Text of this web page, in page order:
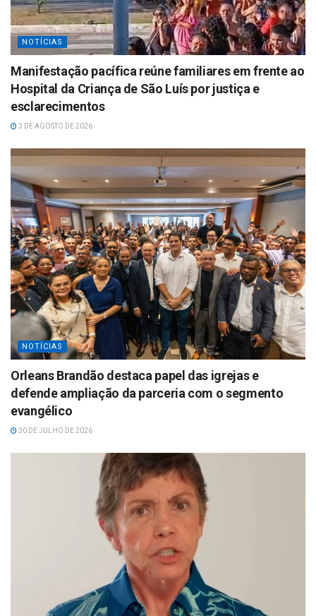
NOTÍCIAS
Manifestação pacífica reúne familiares em frente ao
Hospital da Criança de São Luís por justiça e
esclarecimentos
3 DE AGOSTO DE 2026
NOTÍCIAS
Orleans Brandão destaca papel das igrejas e
defende ampliação da parceria com o segmento
evangélico
30 DE JULHO DE 2026